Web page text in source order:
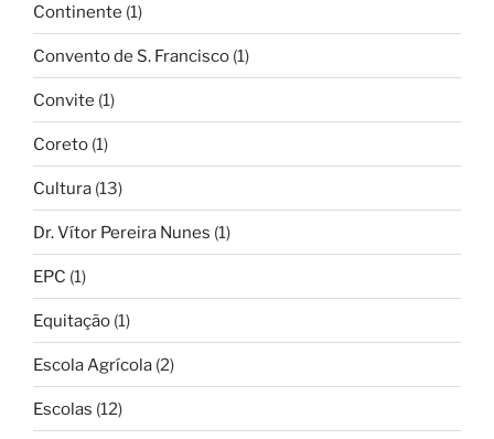
Continente (1)
Convento de S. Francisco (1)
Convite (1)
Coreto (1)
Cultura (13)
Dr. Vítor Pereira Nunes (1)
EPC (1)
Equitação (1)
Escola Agrícola (2)
Escolas (12)